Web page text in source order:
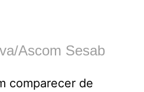
Ascom Sesab
comparecer de